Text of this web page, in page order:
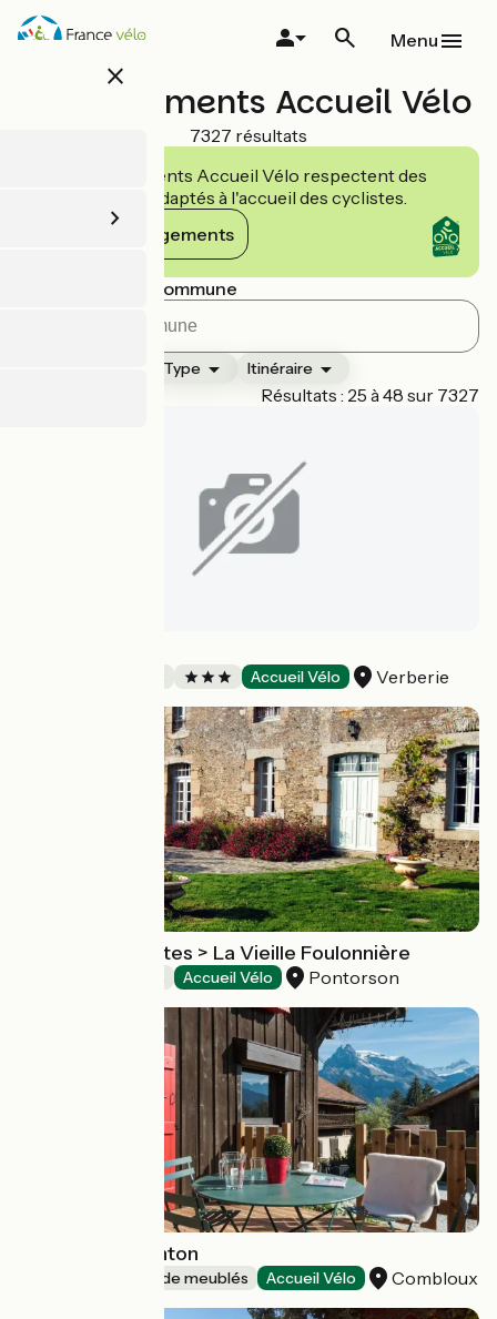
Aller
au
close
Menu
Hébergements Accueil Vélo
7327 résultats
Les établissements Accueil Vélo respectent des
engagements adaptés à l'accueil des cyclistes.
Voir les engagements
Rechercher par commune
Type Itinéraire
Résultats : 25 à 48 sur 7327
Accueil Vélo Verberie
Chambres d'Hôtes > La Vieille Foulonnière
Accueil Vélo Pontorson
Le Mazot de Janton
Gîtes et locations de meublés Accueil Vélo Combloux